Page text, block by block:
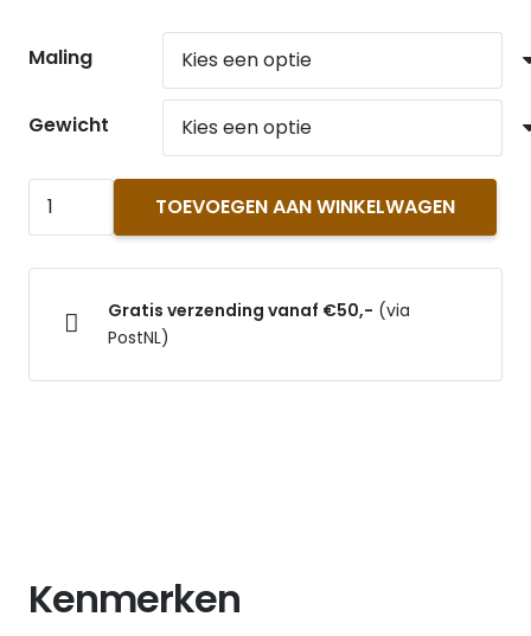
tot
€27.00
Maling
Gewicht
TASZ
koffie:
Royal
TOEVOEGEN AAN WINKELWAGEN
Gratis verzending vanaf €50,- (via
PostNL)
Kenmerken